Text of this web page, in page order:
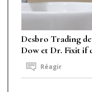
Desbro Trading
Dow et Dr. Fixit if
Réagir